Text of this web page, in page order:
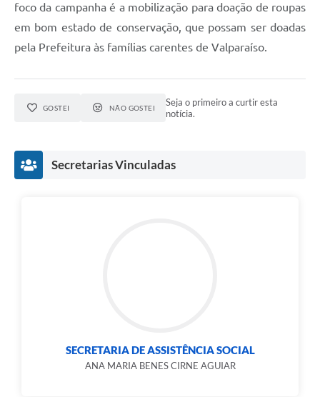
Carta de Serviços
Galeria de Vídeos
Links
Serviços Online
foco da campanha é a mobilização para doação de roupas
em bom estado de conservação, que possam ser doadas
pela Prefeitura às famílias carentes de Valparaíso.
GOSTEI NÃO GOSTEI
Seja o primeiro a curtir esta
notícia.
Secretarias Vinculadas
SECRETARIA DE ASSISTÊNCIA SOCIAL
ANA MARIA BENES CIRNE AGUIAR